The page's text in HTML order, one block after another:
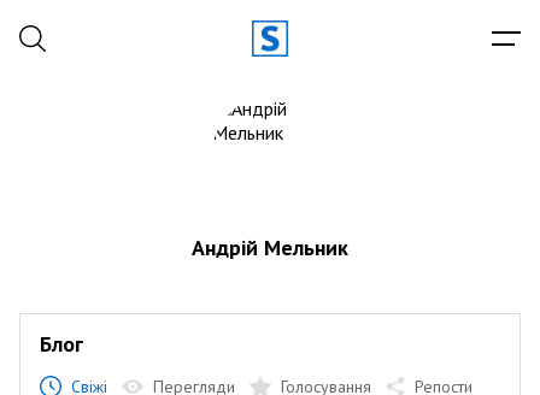
Андрій Мельник
Блог
Свіжі Перегляди Голосування Репости